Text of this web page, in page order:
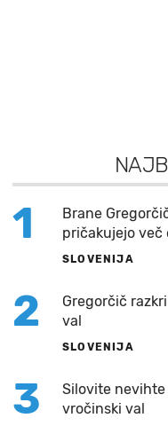
1
Brane
pričakujejo
SLOVENIJA
2
Gregorčič
val
SLOVENIJA
3
Silovite nevihte
vročinski val